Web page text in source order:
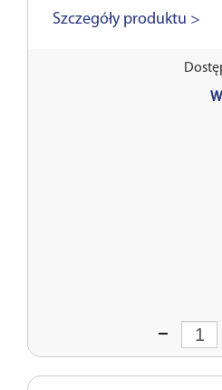
Szczegóły produktu >
Wprowadź